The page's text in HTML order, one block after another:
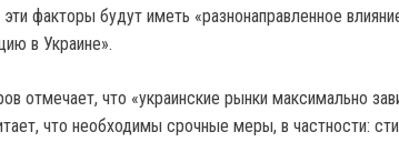
факторы будут иметь «разнонаправленное
в Украине».
отмечает, что «украинские рынки максимально
что необходимы срочные меры, в частности: